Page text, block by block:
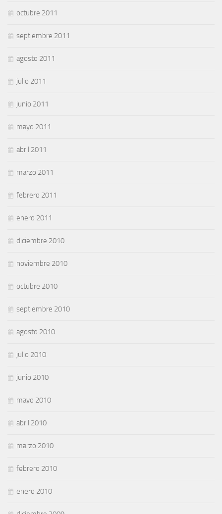
octubre 2011
septiembre 2011
agosto 2011
julio 2011
junio 2011
mayo 2011
abril 2011
marzo 2011
febrero 2011
enero 2011
diciembre 2010
noviembre 2010
octubre 2010
septiembre 2010
agosto 2010
julio 2010
junio 2010
mayo 2010
abril 2010
marzo 2010
febrero 2010
enero 2010